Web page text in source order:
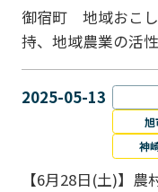
御宿町 地域おこし
持、地域農業の活
2025-05-13
旭
神
【6月28日(土)】